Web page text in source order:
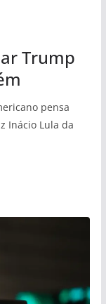
Trump
pensa
Inácio Lula da